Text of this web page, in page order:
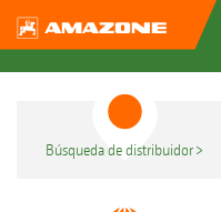
Búsqueda de distribuidor